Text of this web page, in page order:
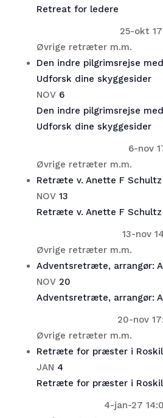
Retreat for ledere
25-okt
Øvrige retræter m.m.
Den indre pilgrimsrejse
Udforsk dine skyggesider
NOV 6
Den indre pilgrimsrejse
Udforsk dine skyggesider
6-nov
Øvrige retræter m.m.
Retræte v. Anette F Schultz
NOV 13
Retræte v. Anette F Schultz
13-nov
Øvrige retræter m.m.
Adventsretræte, arrangør:
NOV 20
Adventsretræte, arrangør:
20-nov
Øvrige retræter m.m.
Retræte for præster i
JAN 4
Retræte for præster i
4-jan-27